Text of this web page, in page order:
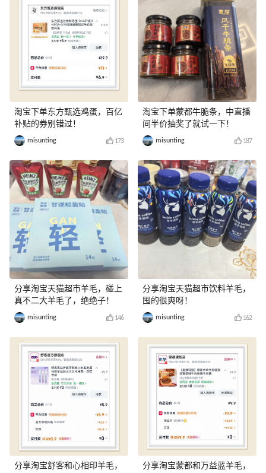
淘宝下单东方甄选鸡蛋，百亿
补贴的券别错过！
misunting 173
分享淘宝天猫超市羊毛，碰上
真不二大羊毛了，绝绝子！
misunting 146
分享淘宝舒客和心相印羊毛，
淘宝下单蒙都牛脆条，中直播
间半价抽奖了就试一下！
misunting 187
分享淘宝天猫超市饮料羊毛，
囤的很爽呀！
misunting 162
分享淘宝蒙都和万益蓝羊毛，